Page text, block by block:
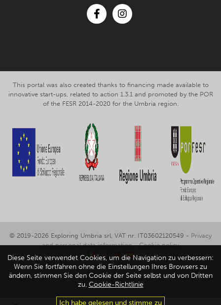
This portal was also created thanks to financing made available to
innovative start-ups, related to action 1.3.1 and promoted by the POR
of the FESR 2014-2020 for the Umbria region.
© 2019-2026 Exploring Umbria srl, VAT nr. IT03602120549 - Privacy
and personal data information-Cookie policy
Diese Seite verwendet Cookies, um die Navigation zu verbessern:
Wenn Sie fortfahren ohne die Einstellungen Ihres Browsers zu
ändern, stimmen Sie den Cookie der Seite selbst und von Dritten
zu. Cookie-Richtlinie
Ich habe gelesen und stimme zu